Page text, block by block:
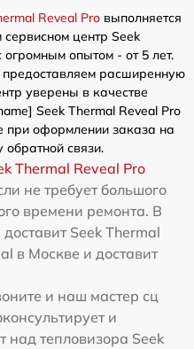
Reveal Pro выполняется
центр Seek
опытом - от 5 лет.
предоставляем расширенную
уверены в качестве
Seek Thermal Reveal Pro
при оформлении заказа на
связи.
Thermal Reveal Pro
не требует большого
времени ремонта. В
Seek Thermal
в Москве и доставит
и наш мастер сц
и
над тепловизора Seek